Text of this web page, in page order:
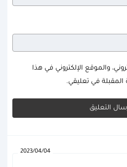
والموقع الإلكتروني في هذا
في تعليقي.
2023/04/04